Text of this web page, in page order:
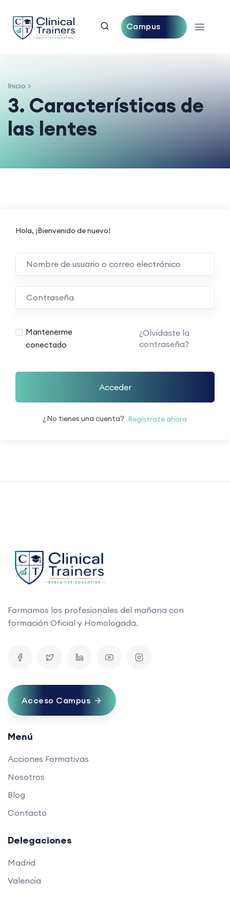
Campus
Inicio
3. Características de
las lentes
Hola, ¡Bienvenido de nuevo!
Mantenerme
conectado
¿Olvidaste la
contraseña?
Acceder
¿No tienes una cuenta? Regístrate ahora
Formamos los profesionales del mañana con
formación Oficial y Homologada.
Acceso Campus
Menú
Acciones Formativas
Nosotros
Blog
Contacto
Delegaciones
Madrid
Valencia